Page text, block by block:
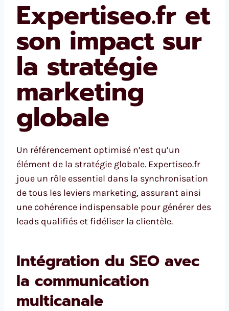
Expertiseo.fr et
son impact sur
la stratégie
marketing
globale
Un référencement optimisé n’est qu’un
élément de la stratégie globale. Expertiseo.fr
joue un rôle essentiel dans la synchronisation
de tous les leviers marketing, assurant ainsi
une cohérence indispensable pour générer des
leads qualifiés et fidéliser la clientèle.
Intégration du SEO avec
la communication
multicanale